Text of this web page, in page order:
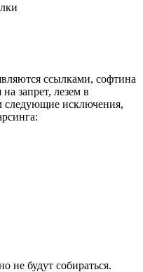
ссылками, софтина
запрет, лезем в
следующие исключения,
не будут собираться.